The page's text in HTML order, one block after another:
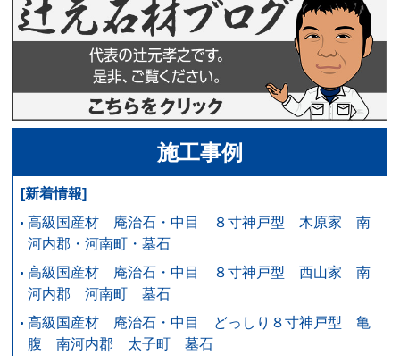
施工事例
[新着情報]
高級国産材 庵治石・中目 ８寸神戸型 木原家 南
河内郡・河南町・墓石
高級国産材 庵治石・中目 ８寸神戸型 西山家 南
河内郡 河南町 墓石
高級国産材 庵治石・中目 どっしり８寸神戸型 亀
腹 南河内郡 太子町 墓石